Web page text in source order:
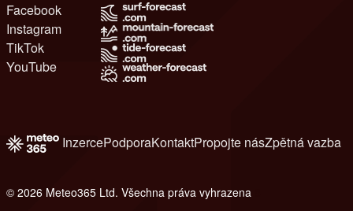
Facebook
Instagram
TikTok
YouTube
InzercePodporaKontaktPropojte násZpětná vazba
© 2026 Meteo365 Ltd. Všechna práva vyhrazena